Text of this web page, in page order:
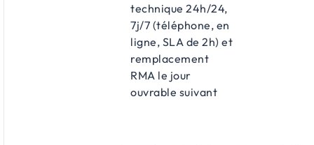
technique 24h/24,
7j/7 (téléphone, en
ligne, SLA de 2h) et
remplacement
RMA le jour
ouvrable suivant